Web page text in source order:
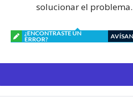
solucionar el problema.
¿ENCONTRASTE UN
ERROR?